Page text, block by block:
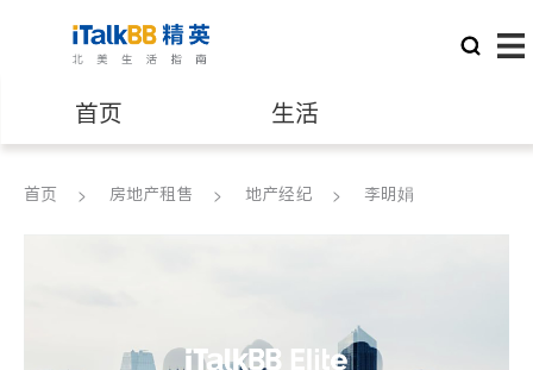
首页 生活
医生 律师
会计师
首页 房地产租售 地产经纪 李明娟